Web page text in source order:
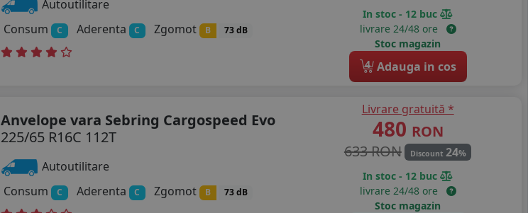
Autoutilitare
Consum
C Aderenta C Zgomot B 73 dB
In stoc - 12 buc
livrare 24/48 ore
Stoc magazin
4 Adauga in cos
Anvelope vara Sebring Cargospeed Evo
225/65 R16C 112T
Autoutilitare
Consum
C Aderenta C Zgomot B 73 dB
Livrare gratuită *
480 RON
633 RON
Discount 24%
In stoc - 12 buc
livrare 24/48 ore
Stoc magazin